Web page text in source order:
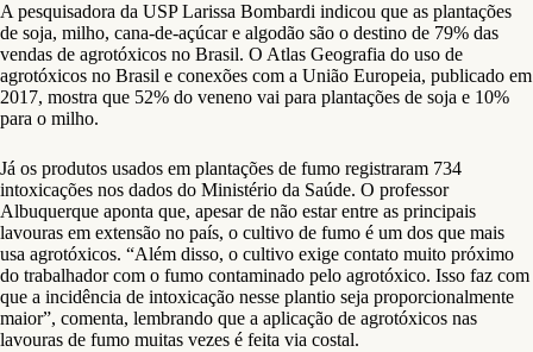
A pesquisadora da USP Larissa Bombardi indicou que as plantações
de soja, milho, cana-de-açúcar e algodão são o destino de 79% das
vendas de agrotóxicos no Brasil. O Atlas Geografia do uso de
agrotóxicos no Brasil e conexões com a União Europeia, publicado em
2017, mostra que 52% do veneno vai para plantações de soja e 10%
para o milho.
Já os produtos usados em plantações de fumo registraram 734
intoxicações nos dados do Ministério da Saúde. O professor
Albuquerque aponta que, apesar de não estar entre as principais
lavouras em extensão no país, o cultivo de fumo é um dos que mais
usa agrotóxicos. “Além disso, o cultivo exige contato muito próximo
do trabalhador com o fumo contaminado pelo agrotóxico. Isso faz com
que a incidência de intoxicação nesse plantio seja proporcionalmente
maior”, comenta, lembrando que a aplicação de agrotóxicos nas
lavouras de fumo muitas vezes é feita via costal.